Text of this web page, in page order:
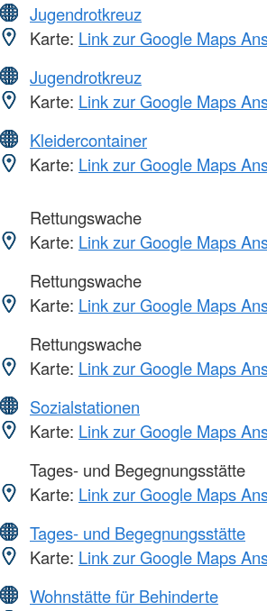
Jugendrotkreuz
Karte: Link zur Google Maps
Jugendrotkreuz
Karte: Link zur Google Maps
Kleidercontainer
Karte: Link zur Google Maps
Rettungswache
Karte: Link zur Google Maps
Rettungswache
Karte: Link zur Google Maps
Rettungswache
Karte: Link zur Google Maps
Sozialstationen
Karte: Link zur Google Maps
Tages- und Begegnungsstätte
Karte: Link zur Google Maps
Tages- und Begegnungsstätte
Karte: Link zur Google Maps
Wohnstätte für Behinderte